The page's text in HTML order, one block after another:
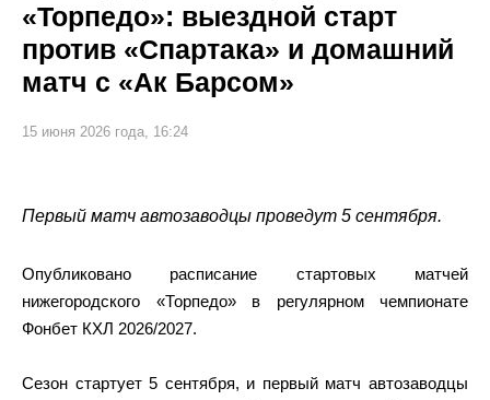
«Торпедо»: выездной старт
против «Спартака» и домашний
матч с «Ак Барсом»
15 июня 2026 года, 16:24
Первый матч автозаводцы проведут 5 сентября.
Опубликовано расписание стартовых матчей
нижегородского «Торпедо» в регулярном чемпионате
Фонбет КХЛ 2026/2027.
Сезон стартует 5 сентября, и первый матч автозаводцы